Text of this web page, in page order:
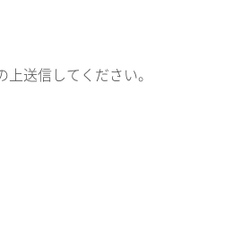
送信してください。